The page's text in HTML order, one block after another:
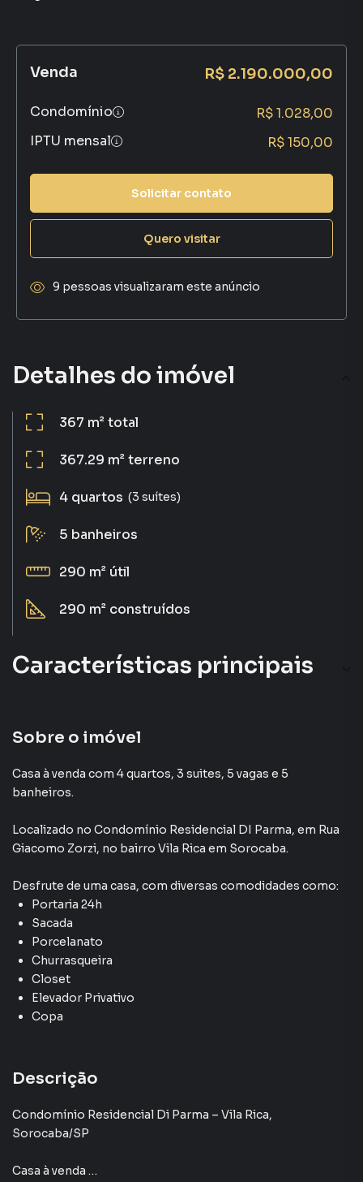
Detalhes do imóvel
367 m²total
367.29 m²terreno
4 quartos (3 suítes)
5 banheiros
290 m² útil
290 m² construídos
Características principais
Ar-Condicionado
Portaria 24h
Elevador Privativo
Sobre o imóvel
Casa à venda com 4 quartos, 3 suites, 5 vagas e 5
banheiros.
Localizado no Condomínio Residencial DI Parma, em Rua
Giacomo Zorzi, no bairro Vila Rica em Sorocaba.
Desfrute de uma casa, com diversas comodidades como:
Portaria 24h
Sacada
Porcelanato
Churrasqueira
Closet
Elevador Privativo
Copa
Descrição
Condomínio Residencial Di Parma – Vila Rica,
Sorocaba/SP
Casa à venda
Venda R$ 2.190.000,00
Condomínio
R$ 1.028,00
IPTU mensal
R$ 150,00
Solicitar contato
Quero visitar
9 pessoas visualizaram este anúncio